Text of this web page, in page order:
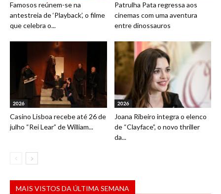
Famosos reúnem-se na
antestreia de ‘Playback’, o filme
que celebra o...
Patrulha Pata regressa aos
cinemas com uma aventura
entre dinossauros
2026
Casino Lisboa recebe até 26 de
julho “Rei Lear” de William...
2026
Joana Ribeiro integra o elenco
de “Clayface”, o novo thriller
da...
MAIS VISTOS DA ÚLTIMA SEMANA